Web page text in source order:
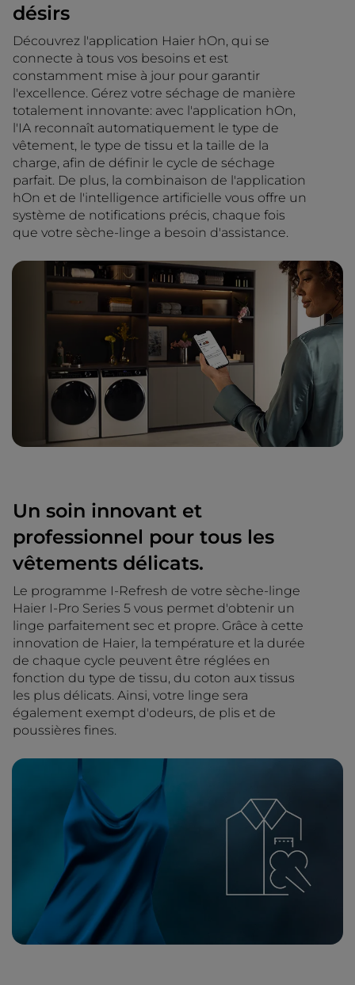
désirs
Découvrez l'application Haier hOn, qui se
connecte à tous vos besoins et est
constamment mise à jour pour garantir
l'excellence. Gérez votre séchage de manière
totalement innovante: avec l'application hOn,
l'IA reconnaît automatiquement le type de
vêtement, le type de tissu et la taille de la
charge, afin de définir le cycle de séchage
parfait. De plus, la combinaison de l'application
hOn et de l'intelligence artificielle vous offre un
système de notifications précis, chaque fois
que votre sèche-linge a besoin d'assistance.
Un soin innovant et
professionnel pour tous les
vêtements délicats.
Le programme I-Refresh de votre sèche-linge
Haier I-Pro Series 5 vous permet d'obtenir un
linge parfaitement sec et propre. Grâce à cette
innovation de Haier, la température et la durée
de chaque cycle peuvent être réglées en
fonction du type de tissu, du coton aux tissus
les plus délicats. Ainsi, votre linge sera
également exempt d'odeurs, de plis et de
poussières fines.